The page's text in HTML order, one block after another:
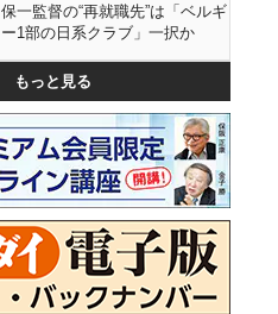
保一監督の“再就職先”は「ベルギ
ー1部の日系クラブ」一択か
もっと見る